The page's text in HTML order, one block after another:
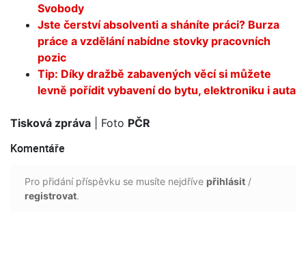
Svobody
Jste čerství absolventi a sháníte práci? Burza
práce a vzdělání nabídne stovky pracovních
pozic
Tip: Díky dražbě zabavených věcí si můžete
levně pořídit vybavení do bytu, elektroniku i auta
Tisková zpráva | Foto PČR
Komentáře
Pro přidání příspěvku se musíte nejdříve přihlásit /
registrovat.